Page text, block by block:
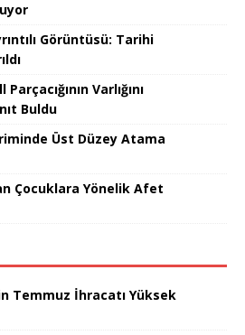
Görüntüsü: Tarihi
Varlığını
Buldu
Üst Düzey Atama
Çocuklara Yönelik Afet
Temmuz İhracatı Yüksek